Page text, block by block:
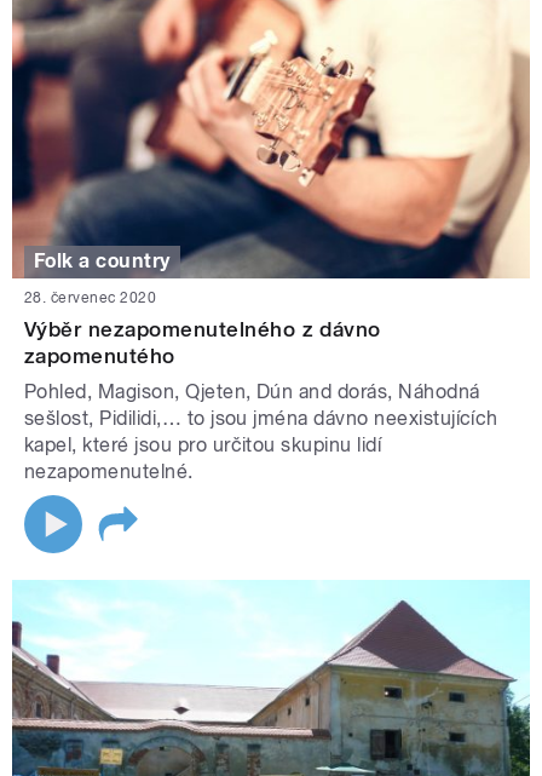
Folk a country
28. červenec 2020
Výběr nezapomenutelného z dávno
zapomenutého
Pohled, Magison, Qjeten, Dún and dorás, Náhodná
sešlost, Pidilidi,… to jsou jména dávno neexistujících
kapel, které jsou pro určitou skupinu lidí
nezapomenutelné.